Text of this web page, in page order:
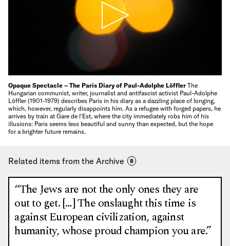
Opaque Spectacle – The Paris Diary of Paul-Adolphe Löffler The
Hungarian communist, writer, journalist and antifascist activist Paul-Adolphe
Löffler (1901-1979) describes Paris in his diary as a dazzling place of longing,
which, however, regularly disappoints him. As a refugee with forged papers, he
arrives by train at Gare de l'Est, where the city immediately robs him of his
illusions: Paris seems less beautiful and sunny than expected, but the hope
for a brighter future remains.
Related items from the Archive 8
“The Jews are not the only ones they are
out to get. […] The onslaught this time is
against European civilization, against
humanity, whose proud champion you are.”